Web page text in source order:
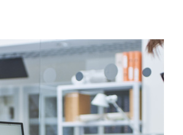
RICHIEDI AUDIT